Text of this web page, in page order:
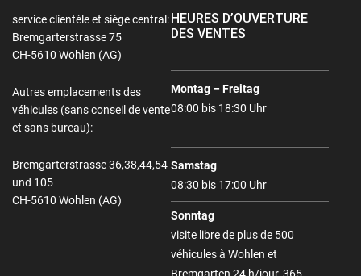
service clientèle et siège central:
Bremgarterstrasse 75
CH-5610 Wohlen (AG)
Autres emplacements des
véhicules (sans conseil de vente
et sans bureau):
Bremgarterstrasse 36,38,44,54
und 105
CH-5610 Wohlen (AG)
HEURES D’OUVERTURE
DES VENTES
Montag – Freitag
08:00 bis 18:30 Uhr
Samstag
08:30 bis 17:00 Uhr
Sonntag
visite libre de plus de 500
véhicules à Wohlen et